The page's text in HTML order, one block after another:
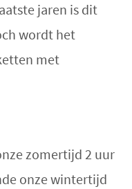
jaren is dit
wordt het
met
zomertijd 2 uur
onze wintertijd